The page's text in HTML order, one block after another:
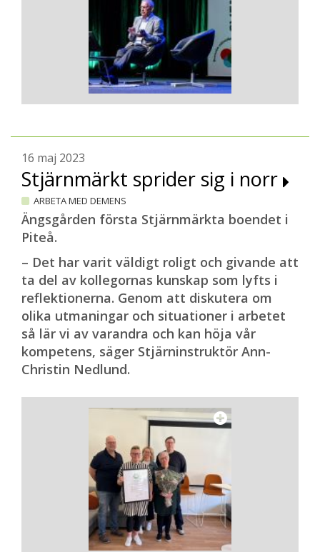
16 maj 2023
Stjärnmärkt sprider sig i norr
ARBETA MED DEMENS
Ängsgården första Stjärnmärkta boendet i
Piteå.
– Det har varit väldigt roligt och givande att
ta del av kollegornas kunskap som lyfts i
reflektionerna. Genom att diskutera om
olika utmaningar och situationer i arbetet
så lär vi av varandra och kan höja vår
kompetens, säger Stjärninstruktör Ann-
Christin Nedlund.